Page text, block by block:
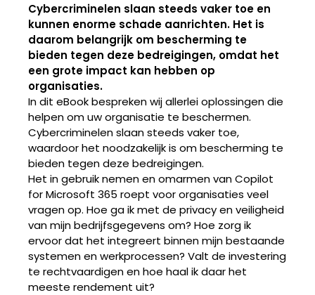
Cybercriminelen slaan steeds vaker toe en
kunnen enorme schade aanrichten. Het is
daarom belangrijk om bescherming te
bieden tegen deze bedreigingen, omdat het
een grote impact kan hebben op
organisaties.
In dit eBook bespreken wij allerlei oplossingen die
helpen om uw organisatie te beschermen.
Cybercriminelen slaan steeds vaker toe,
waardoor het noodzakelijk is om bescherming te
bieden tegen deze bedreigingen.
Het in gebruik nemen en omarmen van Copilot
for Microsoft 365 roept voor organisaties veel
vragen op. Hoe ga ik met de privacy en veiligheid
van mijn bedrijfsgegevens om? Hoe zorg ik
ervoor dat het integreert binnen mijn bestaande
systemen en werkprocessen? Valt de investering
te rechtvaardigen en hoe haal ik daar het
meeste rendement uit?